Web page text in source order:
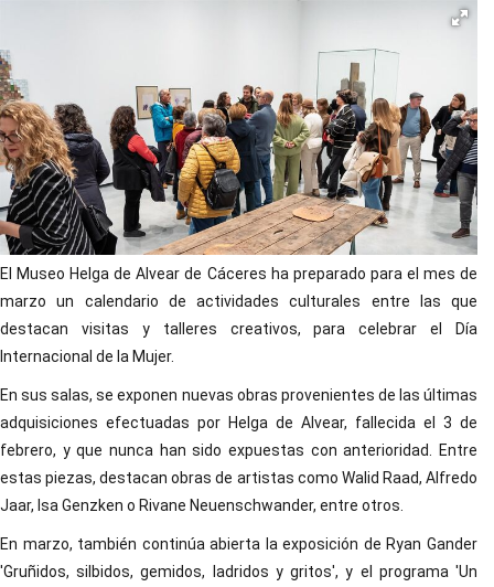
El Museo Helga de Alvear de Cáceres ha preparado para el mes de
marzo un calendario de actividades culturales entre las que
destacan visitas y talleres creativos, para celebrar el Día
Internacional de la Mujer.
En sus salas, se exponen nuevas obras provenientes de las últimas
adquisiciones efectuadas por Helga de Alvear, fallecida el 3 de
febrero, y que nunca han sido expuestas con anterioridad. Entre
estas piezas, destacan obras de artistas como Walid Raad, Alfredo
Jaar, Isa Genzken o Rivane Neuenschwander, entre otros.
En marzo, también continúa abierta la exposición de Ryan Gander
'Gruñidos, silbidos, gemidos, ladridos y gritos', y el programa 'Un